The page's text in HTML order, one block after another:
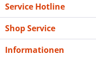
Service Hotline
Shop Service
Informationen